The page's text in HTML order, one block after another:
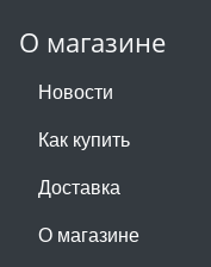
О магазине
Новости
Как купить
Доставка
О магазине